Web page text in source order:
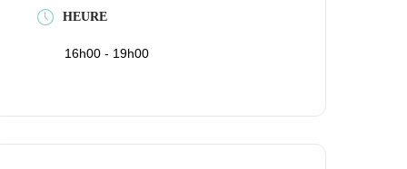
HEURE
16h00 - 19h00